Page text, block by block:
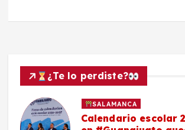
¿Te lo perdiste?
SALAMANCA
Calendario escolar